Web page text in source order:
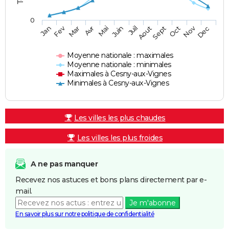
Moyenne nationale : maximales
Moyenne nationale : minimales
Maximales à Cesny-aux-Vignes
Minimales à Cesny-aux-Vignes
JanFev Mar Avr Mai Juin JuilAoutSept OctNovDec
0
Les villes les plus chaudes
Les villes les plus froides
A ne pas manquer
Recevez nos astuces et bons plans directement par e-
mail.
Je m'abonne
En savoir plus sur notre politique de confidentialité